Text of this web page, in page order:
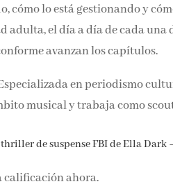
cómo lo está gestionando y
la edad adulta, el día a día de
conforme avanzan los
en periodismo
musical y trabaja como
de suspense FBI de Ella Dark
calificación ahora.